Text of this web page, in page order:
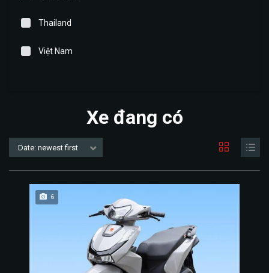
Thailand
Việt Nam
Xe đang có
Date: newest first
6